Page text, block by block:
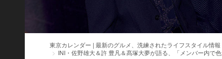
東京カレンダー | 最新のグルメ、洗練されたライフスタイル情報
INI・佐野雄大＆許 豊凡＆髙塚大夢が語る、「メンバー内で